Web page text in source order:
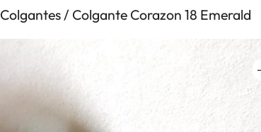
Colgantes / Colgante Corazon 18 Emerald